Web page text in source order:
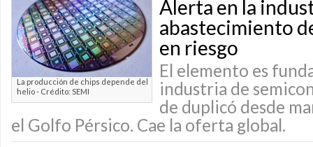
La producción de chips depende del
helio - Crédito: SEMI
Alerta en la
abastecimiento
en riesgo
El elemento es
industria de
de duplicó desde
el Golfo Pérsico. Cae la oferta global.